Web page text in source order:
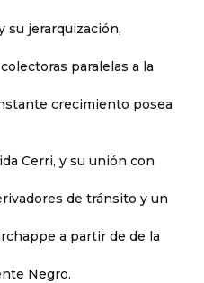
su jerarquización,
paralelas a la
crecimiento posea
Cerri, y su unión con
de tránsito y un
a partir de de la
Negro.